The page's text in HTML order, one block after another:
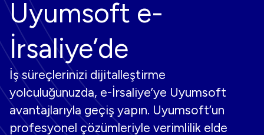
Uyumsoft e-
İrsaliye’de
İş süreçlerinizi dijitalleştirme
yolculuğunuzda, e-İrsaliye’ye Uyumsoft
avantajlarıyla geçiş yapın. Uyumsoft’un
profesyonel çözümleriyle verimlilik elde